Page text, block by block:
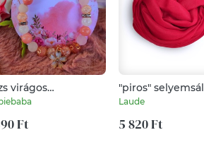
virágos
karkötő
Ft
"piros" selyemsál
Laude
5 820 Ft